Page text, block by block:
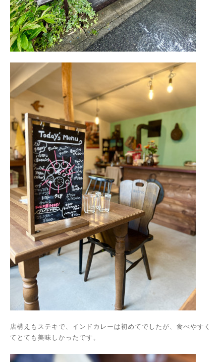
店構えもステキで、インドカレーは初めてでしたが、食べやすく
てとても美味しかったです。